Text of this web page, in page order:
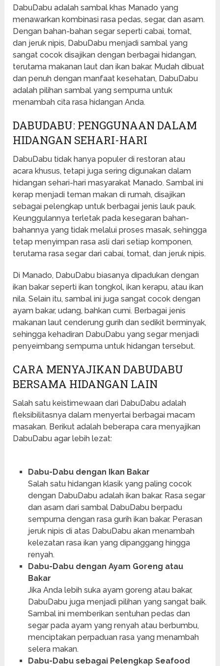
DabuDabu adalah sambal khas Manado yang
menawarkan kombinasi rasa pedas, segar, dan asam.
Dengan bahan-bahan segar seperti cabai, tomat,
dan jeruk nipis, DabuDabu menjadi sambal yang
sangat cocok disajikan dengan berbagai hidangan,
terutama makanan laut dan ikan bakar. Mudah dibuat
dan penuh dengan manfaat kesehatan, DabuDabu
adalah pilihan sambal yang sempurna untuk
menambah cita rasa hidangan Anda.
DABUDABU: PENGGUNAAN DALAM
HIDANGAN SEHARI-HARI
DabuDabu tidak hanya populer di restoran atau
acara khusus, tetapi juga sering digunakan dalam
hidangan sehari-hari masyarakat Manado. Sambal ini
kerap menjadi teman makan di rumah, disajikan
sebagai pelengkap untuk berbagai jenis lauk pauk.
Keunggulannya terletak pada kesegaran bahan-
bahannya yang tidak melalui proses masak, sehingga
tetap menyimpan rasa asli dari setiap komponen,
terutama rasa segar dari cabai, tomat, dan jeruk nipis.
Di Manado, DabuDabu biasanya dipadukan dengan
ikan bakar seperti ikan tongkol, ikan kerapu, atau ikan
nila. Selain itu, sambal ini juga sangat cocok dengan
ayam bakar, udang, bahkan cumi. Berbagai jenis
makanan laut cenderung gurih dan sedikit berminyak,
sehingga kehadiran DabuDabu yang segar menjadi
penyeimbang sempurna untuk hidangan tersebut.
CARA MENYAJIKAN DABUDABU
BERSAMA HIDANGAN LAIN
Salah satu keistimewaan dari DabuDabu adalah
fleksibilitasnya dalam menyertai berbagai macam
masakan. Berikut adalah beberapa cara menyajikan
DabuDabu agar lebih lezat:
Dabu-Dabu dengan Ikan Bakar
Salah satu hidangan klasik yang paling cocok
dengan DabuDabu adalah ikan bakar. Rasa segar
dan asam dari sambal DabuDabu berpadu
sempurna dengan rasa gurih ikan bakar. Perasan
jeruk nipis di atas DabuDabu akan menambah
kelezatan rasa ikan yang dipanggang hingga
renyah.
Dabu-Dabu dengan Ayam Goreng atau
Bakar
Jika Anda lebih suka ayam goreng atau bakar,
DabuDabu juga menjadi pilihan yang sangat baik.
Sambal ini memberikan sentuhan pedas dan
segar pada ayam yang renyah atau berbumbu,
menciptakan perpaduan rasa yang menambah
selera makan.
Dabu-Dabu sebagai Pelengkap Seafood